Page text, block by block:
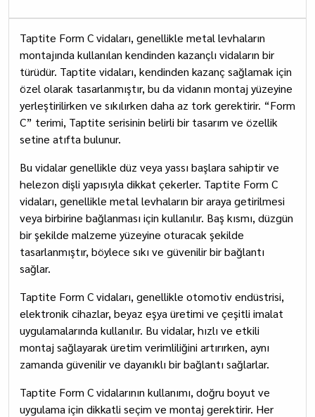
Taptite Form C vidaları, genellikle metal levhaların
montajında kullanılan kendinden kazançlı vidaların bir
türüdür. Taptite vidaları, kendinden kazanç sağlamak için
özel olarak tasarlanmıştır, bu da vidanın montaj yüzeyine
yerleştirilirken ve sıkılırken daha az tork gerektirir. “Form
C” terimi, Taptite serisinin belirli bir tasarım ve özellik
setine atıfta bulunur.
Bu vidalar genellikle düz veya yassı başlara sahiptir ve
helezon dişli yapısıyla dikkat çekerler. Taptite Form C
vidaları, genellikle metal levhaların bir araya getirilmesi
veya birbirine bağlanması için kullanılır. Baş kısmı, düzgün
bir şekilde malzeme yüzeyine oturacak şekilde
tasarlanmıştır, böylece sıkı ve güvenilir bir bağlantı
sağlar.
Taptite Form C vidaları, genellikle otomotiv endüstrisi,
elektronik cihazlar, beyaz eşya üretimi ve çeşitli imalat
uygulamalarında kullanılır. Bu vidalar, hızlı ve etkili
montaj sağlayarak üretim verimliliğini artırırken, aynı
zamanda güvenilir ve dayanıklı bir bağlantı sağlarlar.
Taptite Form C vidalarının kullanımı, doğru boyut ve
uygulama için dikkatli seçim ve montaj gerektirir. Her